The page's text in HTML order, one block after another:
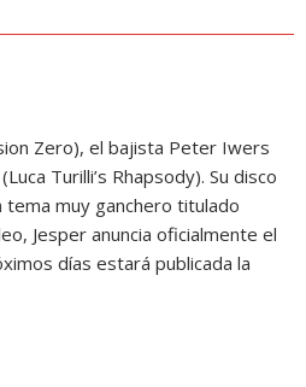
Zero), el bajista Peter Iwers
Turilli’s Rhapsody). Su disco
muy ganchero titulado
Jesper anuncia oficialmente el
días estará publicada la